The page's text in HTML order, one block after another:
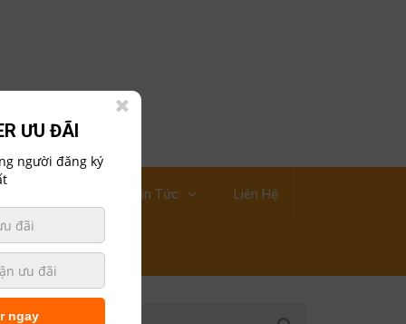
Tin Tức Liên Hệ
ƯU ĐÃI
người đăng ký
ngay